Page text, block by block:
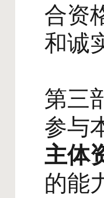
合资
和诚
第三
参与
主体
的能